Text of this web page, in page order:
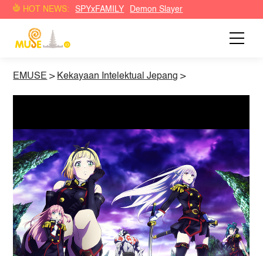
HOT NEWS: SPYxFAMILY Demon Slayer
EMUSE > Kekayaan Intelektual Jepang >